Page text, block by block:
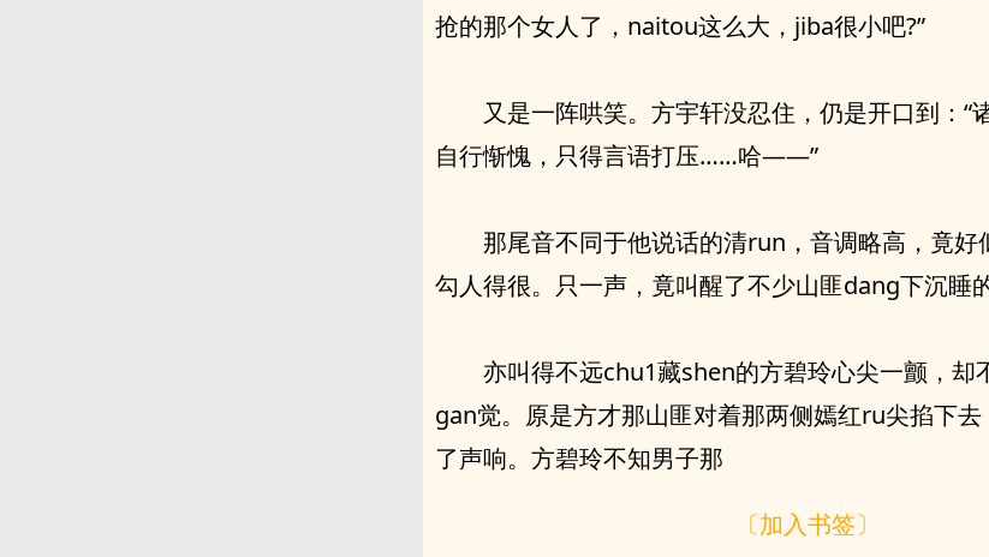
抢的那个女人了，naitou这么大，jiba很小吧?”
又是一阵哄笑。方宇轩没忍住，仍是开口到：“
自行惭愧，只得言语打压……哈——”
那尾音不同于他说话的清run，音调略高，竟好
勾人得很。只一声，竟叫醒了不少山匪dang下沉睡
亦叫得不远chu1藏shen的方碧玲心尖一颤，却
gan觉。原是方才那山匪对着那两侧嫣红ru尖掐下
了声响。方碧玲不知男子那
〔加入书签〕